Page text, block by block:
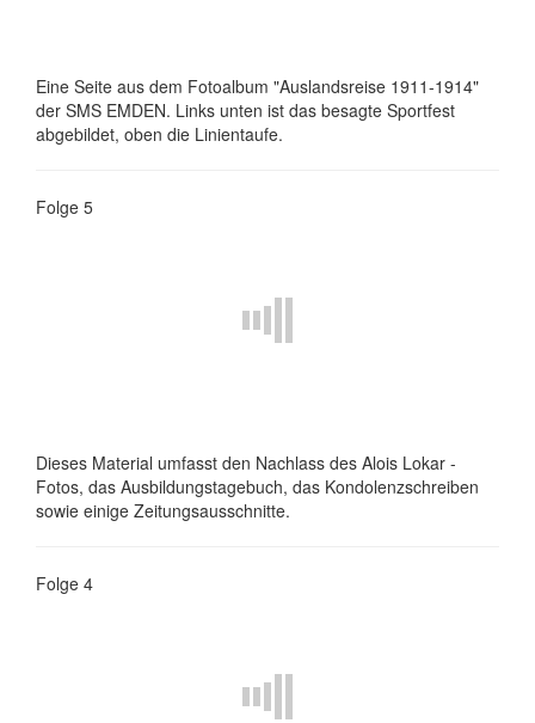
Eine Seite aus dem Fotoalbum "Auslandsreise 1911-1914"
der SMS EMDEN. Links unten ist das besagte Sportfest
abgebildet, oben die Linientaufe.
Folge 5
Dieses Material umfasst den Nachlass des Alois Lokar -
Fotos, das Ausbildungstagebuch, das Kondolenzschreiben
sowie einige Zeitungsausschnitte.
Folge 4